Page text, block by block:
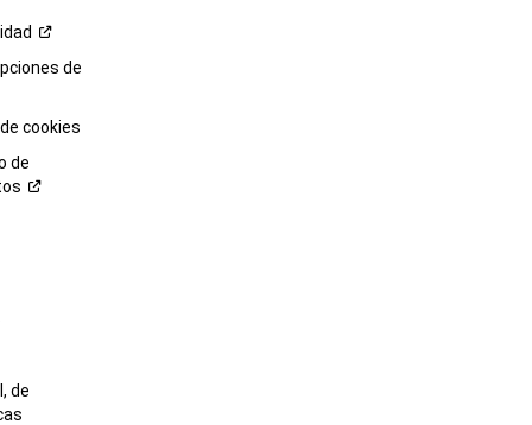
de
cookies
de
de